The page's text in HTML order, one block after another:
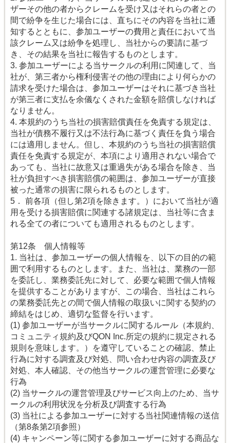
ザーその他の者からクレームを受け又はそれらの者との
間で紛争を生じた場合には、直ちにその内容を当社に通
知するとともに、参加ユーザーの費用と責任において当
該クレーム又は紛争を処理し、当社からの要請に基づ
き、その結果を当社に報告するものとします。
3. 参加ユーザーによる当サークルの利用に関連して、当
社が、第三者から権利侵害その他の理由により何らかの
請求を受けた場合は、参加ユーザーはそれに基づき当社
が第三者に支払を余儀なくされた金額を賠償しなければ
なりません。
4. 本規約のうち当社の損害賠償責任を免責する規定は、
当社が債務不履行又は不法行為に基づく責任を負う場合
には適用しません。但し、本規約のうち当社の損害賠償
責任を免責する規定が、本項により適用されない場合で
あっても、当社に故意又は重過失がある場合を除き、当
社が負担すべき損害賠償の範囲は、参加ユーザーが直接
被った通常の損害に限られるものとします。
5． 前各項（但し第2項を除きます。）において当社が適
用を受ける損害賠償に関連する諸規定は、当社等に含ま
れる全ての者についても適用されるものとします。
第12条 個人情報等
1. 当社は、参加ユーザーの個人情報を、以下の目的の範
囲で利用するものとします。また、当社は、業務の一部
を委託し、業務委託先に対して、必要な範囲で個人情報
を提供することがありますが、この場合、当社はこれら
の業務委託先との間で個人情報の取扱いに関する契約の
締結をはじめ、適切な監督を行います。
(1) 参加ユーザーが当サークルに関するルール（本規約、
コミュニティ規約及びQON Inc.所定の規約に規定される
規則を意味します。）を遵守していることの確認、禁止
行為に対する調査及び対処、問い合わせ内容の調査及び
対処、本人確認、その他当サークルの運営管理に必要な
行為
(2) 当サークルの運営管理及びサービス向上のため、当サ
ークルの利用状況を分析及び調査する行為
(3) 当社による参加ユーザーに対する当社関連情報の送信
（第8条第2項参照）
(4) キャンペーン等に関する参加ユーザーに対する商品な